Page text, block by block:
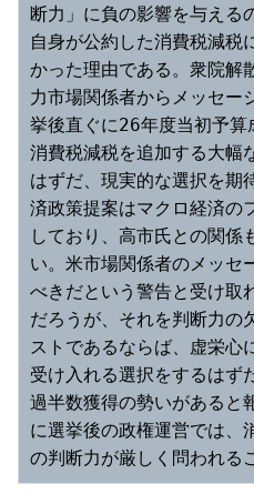
断力」に負の影響を与える
自身が公約した消費税減税
かった理由である。衆院解
力市場関係者からメッセー
挙後直ぐに26年度当初予算
消費税減税を追加する大幅
はずだ、現実的な選択を期
済政策提案はマクロ経済の
しており、高市氏との関係
い。米市場関係者のメッセ
べきだという警告と受け取
だろうが、それを判断力の
ストであるならば、虚栄心
受け入れる選択をするはず
過半数獲得の勢いがあると
に選挙後の政権運営では、
の判断力が厳しく問われる